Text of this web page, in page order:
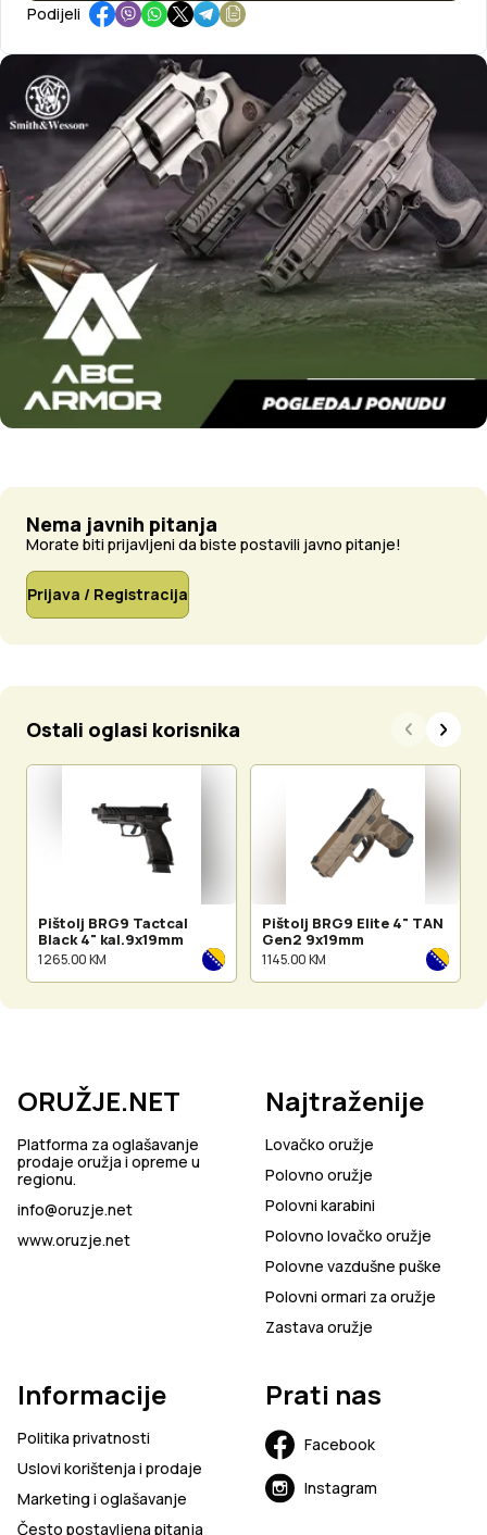
Podijeli
Nema javnih pitanja
Morate biti prijavljeni da biste postavili javno pitanje!
Prijava / Registracija
Ostali oglasi korisnika
Pištolj BRG9 Tactcal
Black 4" kal.9x19mm
1 265.00 KM
Pištolj BRG9 Elite 4" TAN
Gen2 9x19mm
1 145.00 KM
ORUŽJE.NET
Platforma za oglašavanje
prodaje oružja i opreme u
regionu.
info@oruzje.net
www.oruzje.net
Najtraženije
Lovačko oružje
Polovno oružje
Polovni karabini
Polovno lovačko oružje
Polovne vazdušne puške
Polovni ormari za oružje
Zastava oružje
Informacije
Politika privatnosti
Uslovi korištenja i prodaje
Marketing i oglašavanje
Često postavljena pitanja
Prati nas
Facebook
Instagram